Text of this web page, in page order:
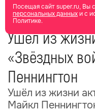
Посещая сайт super.ru, Вы
персональных данныхи с
Политике.
главная общество
12 мая 05:04
Ушёл из
«Звёздных
Пеннингтон
Ушёл из жизни
Майкл